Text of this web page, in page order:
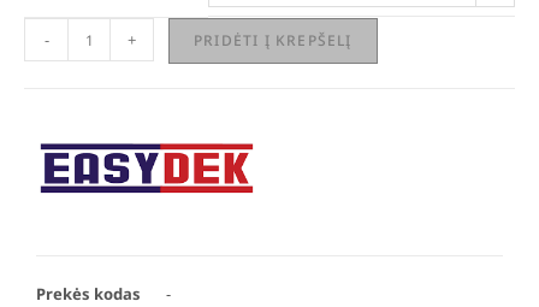
- + PRIDĖTI Į KREPŠELĮ
Prekės kodas
-